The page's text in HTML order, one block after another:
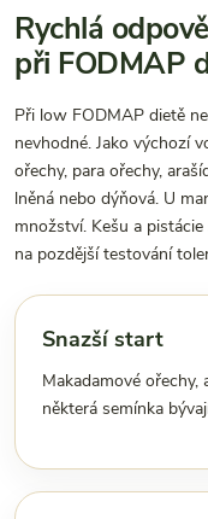
Rychlá
při FODMAP
Při low FODMAP dietě
nevhodné. Jako výchozí
ořechy, para ořechy,
lněná nebo dýňová. U
množství. Kešu a
na pozdější testování
Snazší start
Makadamové ořechy,
některá semínka